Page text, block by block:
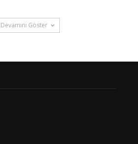
Devamını Göster